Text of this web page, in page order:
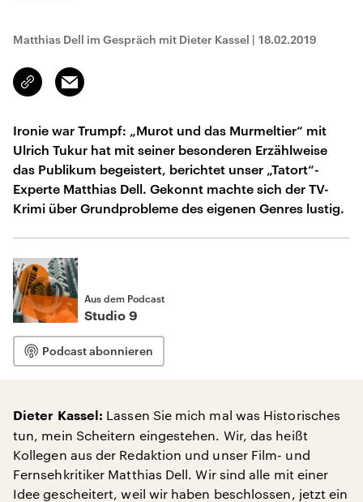
Matthias Dell im Gespräch mit Dieter Kassel | 18.02.2019
Link
kopieren/teilen
Email
Ironie war Trumpf: „Murot und das Murmeltier“ mit
Ulrich Tukur hat mit seiner besonderen Erzählweise
das Publikum begeistert, berichtet unser „Tatort“-
Experte Matthias Dell. Gekonnt machte sich der TV-
Krimi über Grundprobleme des eigenen Genres lustig.
Aus dem Podcast
Studio 9
Podcast abonnieren
Dieter Kassel: Lassen Sie mich mal was Historisches
tun, mein Scheitern eingestehen. Wir, das heißt
Kollegen aus der Redaktion und unser Film- und
Fernsehkritiker Matthias Dell. Wir sind alle mit einer
Idee gescheitert, weil wir haben beschlossen, jetzt ein